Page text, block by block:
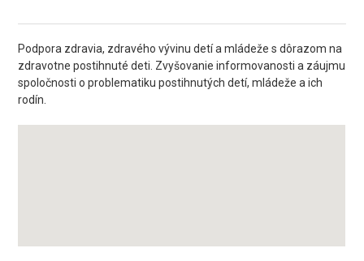
Podpora zdravia, zdravého vývinu detí a mládeže s dôrazom na
zdravotne postihnuté deti. Zvyšovanie informovanosti a záujmu
spoločnosti o problematiku postihnutých detí, mládeže a ich
rodín.